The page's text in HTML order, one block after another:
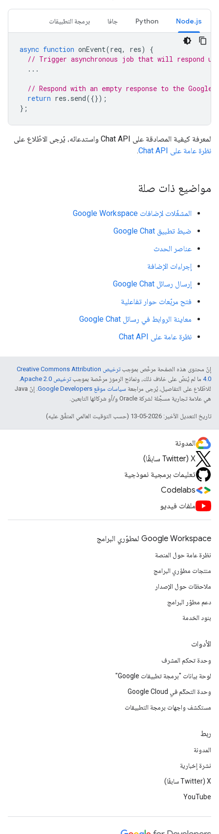
Node.js
Python جافا برمجة التطبيقات
async function onEvent(req, res)
{
// Trigger asynchronous job that will respond
...
// Respond with an empty response to the Google
return res . send({});
};
لمعرفة كيفية المصادقة على Chat API واستدعائه، يُرجى الاطّلاع على
نظرة عامة على Chat API
.
مواضيع ذات صلة
المشغّلات لإضافات Google Workspace
ضبط تطبيق Google Chat
عناصر الحدث
إجراءات الإضافة
إرسال رسائل Google Chat
فتح مربّعات حوار تفاعلية
معاينة الروابط في رسائل Google Chat
نظرة عامة على Chat API
إنّ محتوى هذه الصفحة مرخّص بموجب
ترخيص Creative Commons Attribution
4.0‏ ما لم يُنصّ على خلاف ذلك، ونماذج الرموز مرخّصة بموجبترخيص Apache 2.0‏
للاطّلاع على التفاصيل، يُرجى مراجعة سياسات موقع Google Developers‏
. إنّ Java
هي علامة تجارية مسجَّلة لشركة Oracle و/أو شركائها التابعين.
تاريخ التعديل الأخير: 2026-05-13 (حسب التوقيت العالمي المتفَّق عليه)
المدونة
‫X ‏(Twitter سابقًا)
تعليمات برمجية نموذجية
Codelabs
ملفات فيديو
Google Workspace لمطوّري البرامج
نظرة عامة حول المنصة
منتجات مطوّري البرامج
ملاحظات حول الإصدار
دعم مطوّر البرامج
بنود الخدمة
الأدوات
وحدة تحكم المشرف
لوحة بيانات "برمجة تطبيقات Google"
وحدة التحكّم في Google Cloud
مستكشف واجهات برمجة التطبيقات
ربط
المدونة
نشرة إخبارية
‫X ‏(Twitter سابقًا)
YouTube